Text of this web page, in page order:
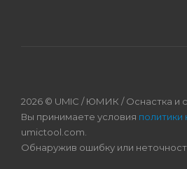
2026 © UMIC / ЮМИК / Оснастка и
Вы принимаете условия политики
umictool.com.
Обнаружив ошибку или